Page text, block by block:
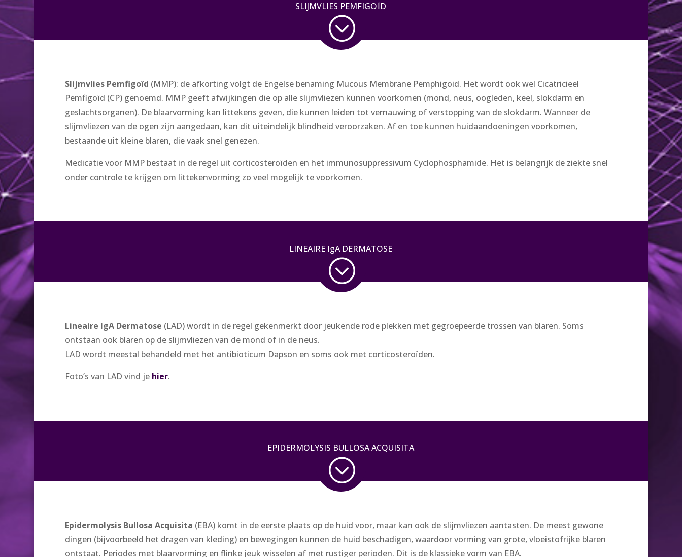
SLIJMVLIES PEMFIGOÏD
;
Slijmvlies Pemfigoïd (MMP): de afkorting volgt de Engelse benaming Mucous Membrane Pemphigoid. Het wordt ook wel Cicatricieel
Pemfigoïd (CP) genoemd. MMP geeft afwijkingen die op alle slijmvliezen kunnen voorkomen (mond, neus, oogleden, keel, slokdarm en
geslachtsorganen). De blaarvorming kan littekens geven, die kunnen leiden tot vernauwing of verstopping van de slokdarm. Wanneer de
slijmvliezen van de ogen zijn aangedaan, kan dit uiteindelijk blindheid veroorzaken. Af en toe kunnen huidaandoeningen voorkomen,
bestaande uit kleine blaren, die vaak snel genezen.
Medicatie voor MMP bestaat in de regel uit corticosteroïden en het immunosuppressivum Cyclophosphamide. Het is belangrijk de ziekte snel
onder controle te krijgen om littekenvorming zo veel mogelijk te voorkomen.
LINEAIRE IgA DERMATOSE
;
Lineaire IgA Dermatose (LAD) wordt in de regel gekenmerkt door jeukende rode plekken met gegroepeerde trossen van blaren. Soms
ontstaan ook blaren op de slijmvliezen van de mond of in de neus.
LAD wordt meestal behandeld met het antibioticum Dapson en soms ook met corticosteroïden.
Foto’s van LAD vind je hier.
EPIDERMOLYSIS BULLOSA ACQUISITA
;
Epidermolysis Bullosa Acquisita (EBA) komt in de eerste plaats op de huid voor, maar kan ook de slijmvliezen aantasten. De meest gewone
dingen (bijvoorbeeld het dragen van kleding) en bewegingen kunnen de huid beschadigen, waardoor vorming van grote, vloeistofrijke blaren
ontstaat. Periodes met blaarvorming en flinke jeuk wisselen af met rustiger perioden. Dit is de klassieke vorm van EBA.